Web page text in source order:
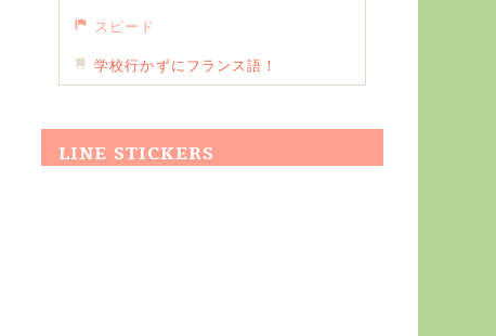
スピード
学校行かずにフランス語！
LINE STICKERS